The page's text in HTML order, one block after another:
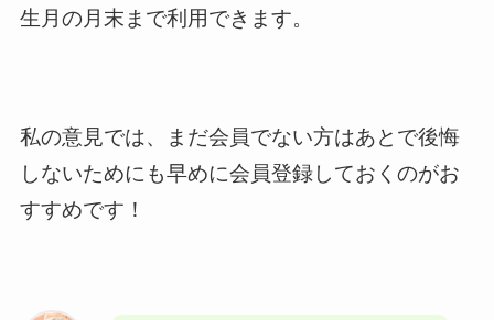
生月の月末まで利用できます。
私の意見では、まだ会員でない方はあとで後悔
しないためにも早めに会員登録しておくのがお
すすめです！